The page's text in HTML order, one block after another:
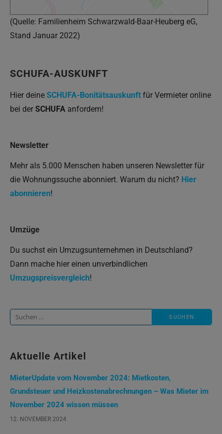
(Quelle: Familienheim Schwarzwald-Baar-Heuberg eG,
Stand Januar 2022)
SCHUFA-AUSKUNFT
Hier deine SCHUFA-Bonitätsauskunft für Vermieter online
bei der SCHUFA anfordern!
Newsletter
Mehr als 5.000 Menschen haben unseren Newsletter für
die Wohnungssuche abonniert. Warum du nicht? Hier
abonnieren!
Umzüge
Du suchst ein Umzugsunternehmen in Deutschland?
Dann mache hier einen unverbindlichen
Umzugspreisvergleich!
Suche
Aktuelle Artikel
MieterUpdate vom November 2024: Mietkosten,
Grundsteuer und Heizkostenabrechnungen – Was Mieter im
November 2024 wissen müssen
12. NOVEMBER 2024